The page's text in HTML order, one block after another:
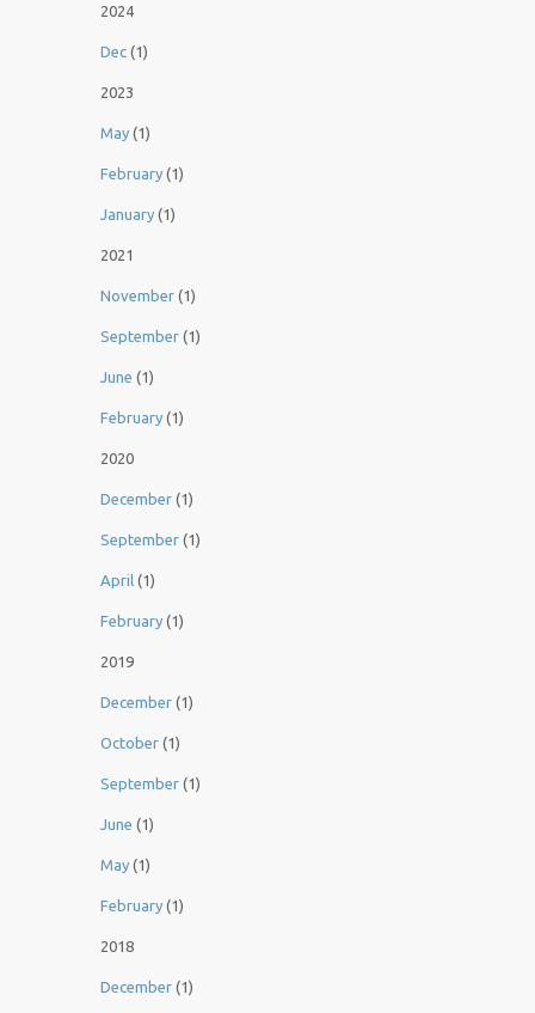
2024
Dec (1)
2023
May (1)
February (1)
January (1)
2021
November (1)
September (1)
June (1)
February (1)
2020
December (1)
September (1)
April (1)
February (1)
2019
December (1)
October (1)
September (1)
June (1)
May (1)
February (1)
2018
December (1)